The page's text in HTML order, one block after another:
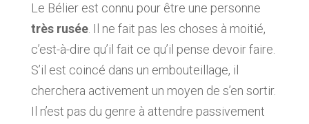
Le Bélier est connu pour être une personne
très rusée. Il ne fait pas les choses à moitié,
c’est-à-dire qu’il fait ce qu’il pense devoir faire.
S’il est coincé dans un embouteillage, il
cherchera activement un moyen de s’en sortir.
Il n’est pas du genre à attendre passivement